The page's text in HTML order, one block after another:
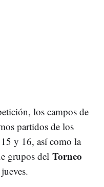
los campos de
partidos de los
y 16, así como la
grupos del Torneo